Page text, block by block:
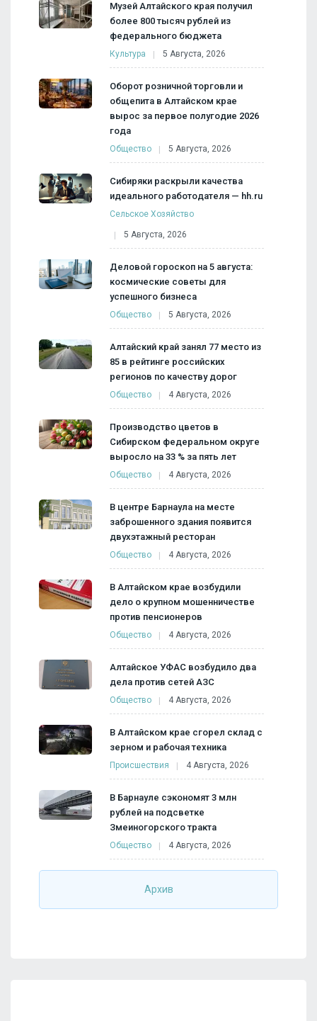
Музей Алтайского края получил
более 800 тысяч рублей из
федерального бюджета
Культура 5 Августа, 2026
Оборот розничной торговли и
общепита в Алтайском крае
вырос за первое полугодие 2026
года
Общество 5 Августа, 2026
Сибиряки раскрыли качества
идеального работодателя — hh.ru
Сельское Хозяйство
5 Августа, 2026
Деловой гороскоп на 5 августа:
космические советы для
успешного бизнеса
Общество 5 Августа, 2026
Алтайский край занял 77 место из
85 в рейтинге российских
регионов по качеству дорог
Общество 4 Августа, 2026
Производство цветов в
Сибирском федеральном округе
выросло на 33 % за пять лет
Общество 4 Августа, 2026
В центре Барнаула на месте
заброшенного здания появится
двухэтажный ресторан
Общество 4 Августа, 2026
В Алтайском крае возбудили
дело о крупном мошенничестве
против пенсионеров
Общество 4 Августа, 2026
Алтайское УФАС возбудило два
дела против сетей АЗС
Общество 4 Августа, 2026
В Алтайском крае сгорел склад с
зерном и рабочая техника
Происшествия 4 Августа, 2026
В Барнауле сэкономят 3 млн
рублей на подсветке
Змеиногорского тракта
Общество 4 Августа, 2026
Архив